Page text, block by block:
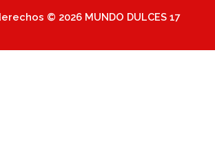
© 2026 MUNDO DULCES 17